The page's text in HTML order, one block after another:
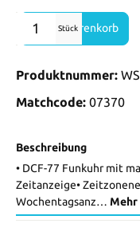
Produkt Anzahl: Gib
Stück
In den Warenkorb
Produktnummer:
Matchcode: 07370
Beschreibung
• DCF-77 Funkuhr mit
Zeitanzeige•
Wochentagsanz… Mehr